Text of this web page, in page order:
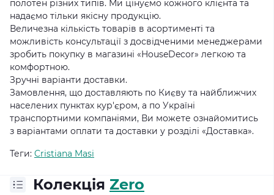
полотен різних типів. Ми цінуємо кожного клієнта та
надаємо тільки якісну продукцію.
Величезна кількість товарів в асортименті та
можливість консультації з досвідченими менеджерами
зробить покупку в магазині «HouseDecor» легкою та
комфортною.
Зручні варіанти доставки.
Замовлення, що доставляють по Києву та найближчих
населених пунктах кур'єром, а по Україні
транспортними компаніями, Ви можете ознайомитись
з варіантами оплати та доставки у розділі «Доставка».
Теги: Cristiana Masi
Колекція Zero